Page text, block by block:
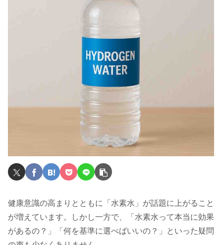
健康意識の高まりとともに「水素水」が話題に上がること
が増えています。しかし一方で、「水素水って本当に効果
があるの？」「何を基準に選べばいいの？」といった疑問